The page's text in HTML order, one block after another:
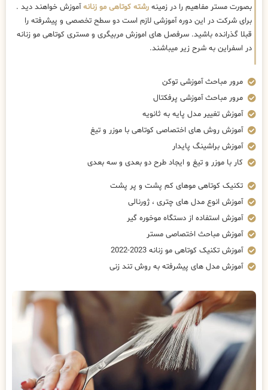
بصورت مستر مفاهیم را در زمینه رشته کوتاهی مو زنانهآموزش خواهند دید .
برای شرکت در این دوره آموزشی لازم است دو سطح تخصصی و پیشرفته را
قبلا گذرانده باشید. سرفصل های اموزش مربیگری و مستری کوتاهی مو زنانه
در اسفراین به شرح زیر میباشند.
مرور مباحث آموزشی توکن
مرور مباحث آموزشی پرفکتال
آموزش تغییر مدل پایه به ثانویه
آموزش روش های اختصاصی کوتاهی با موزر و تیغ
آموزش براشینگ پایدار
کار با موزر و تیغ و ایجاد طرح دو بعدی و سه بعدی
تکنیک کوتاهی موهای کم پشت و پر پشت
آموزش انوع مدل های چتری ، ژورنالی
آموزش استفاده از دستگاه موخوره گیر
آموزش مباحث اختصاصی مستر
آموزش تکنیک کوتاهی مو زنانه 2023-2022
آموزش مدل های پیشرفته به روش تند زنی